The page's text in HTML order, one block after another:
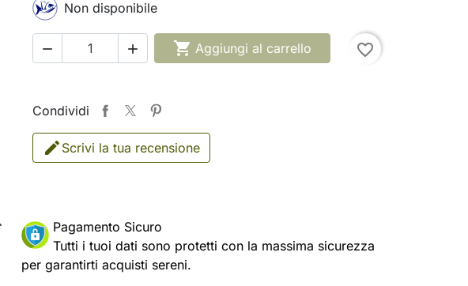
Non disponibile
   Aggiungi al carrello favorite_border
Condividi
Scrivi la tua recensione
Pagamento Sicuro
Tutti i tuoi dati sono protetti con la massima sicurezza
per garantirti acquisti sereni.